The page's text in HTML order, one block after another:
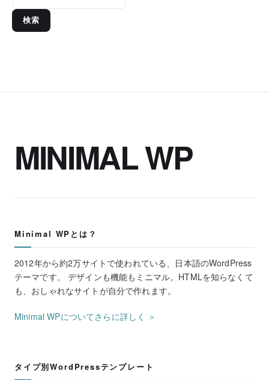
検索
MINIMAL WP
Minimal WPとは？
2012年から約2万サイトで使われている、日本語のWordPress
テーマです。 デザインも機能もミニマル。HTMLを知らなくて
も、おしゃれなサイトが自分で作れます。
Minimal WPについてさらに詳しく ＞
タイプ別WordPressテンプレート